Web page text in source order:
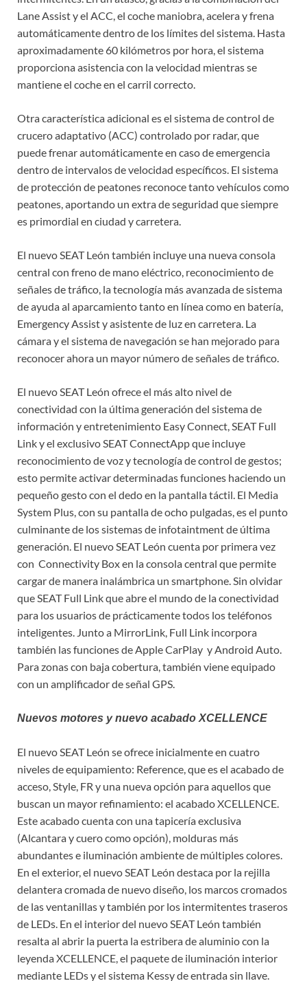
Lane Assist y el ACC, el coche maniobra, acelera y frena
automáticamente dentro de los límites del sistema. Hasta
aproximadamente 60 kilómetros por hora, el sistema
proporciona asistencia con la velocidad mientras se
mantiene el coche en el carril correcto.
Otra característica adicional es el sistema de control de
crucero adaptativo (ACC) controlado por radar, que
puede frenar automáticamente en caso de emergencia
dentro de intervalos de velocidad específicos. El sistema
de protección de peatones reconoce tanto vehículos como
peatones, aportando un extra de seguridad que siempre
es primordial en ciudad y carretera.
El nuevo SEAT León también incluye una nueva consola
central con freno de mano eléctrico, reconocimiento de
señales de tráfico, la tecnología más avanzada de sistema
de ayuda al aparcamiento tanto en línea como en batería,
Emergency Assist y asistente de luz en carretera. La
cámara y el sistema de navegación se han mejorado para
reconocer ahora un mayor número de señales de tráfico.
El nuevo SEAT León ofrece el más alto nivel de
conectividad con la última generación del sistema de
información y entretenimiento Easy Connect, SEAT Full
Link y el exclusivo SEAT ConnectApp que incluye
reconocimiento de voz y tecnología de control de gestos;
esto permite activar determinadas funciones haciendo un
pequeño gesto con el dedo en la pantalla táctil. El Media
System Plus, con su pantalla de ocho pulgadas, es el punto
culminante de los sistemas de infotaintment de última
generación. El nuevo SEAT León cuenta por primera vez
con Connectivity Box en la consola central que permite
cargar de manera inalámbrica un smartphone. Sin olvidar
que SEAT Full Link que abre el mundo de la conectividad
para los usuarios de prácticamente todos los teléfonos
inteligentes. Junto a MirrorLink, Full Link incorpora
también las funciones de Apple CarPlay y Android Auto.
Para zonas con baja cobertura, también viene equipado
con un amplificador de señal GPS.
Nuevos motores y nuevo acabado XCELLENCE
El nuevo SEAT León se ofrece inicialmente en cuatro
niveles de equipamiento: Reference, que es el acabado de
acceso, Style, FR y una nueva opción para aquellos que
buscan un mayor refinamiento: el acabado XCELLENCE.
Este acabado cuenta con una tapicería exclusiva
(Alcantara y cuero como opción), molduras más
abundantes e iluminación ambiente de múltiples colores.
En el exterior, el nuevo SEAT León destaca por la rejilla
delantera cromada de nuevo diseño, los marcos cromados
de las ventanillas y también por los intermitentes traseros
de LEDs. En el interior del nuevo SEAT León también
resalta al abrir la puerta la estribera de aluminio con la
leyenda XCELLENCE, el paquete de iluminación interior
mediante LEDs y el sistema Kessy de entrada sin llave.